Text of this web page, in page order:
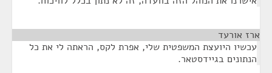
ארז אורעד
עכשיו היועצת המשפטית שלי, אפרת לקס, הראתה לי את כל
הנתונים בגיידסטאר.